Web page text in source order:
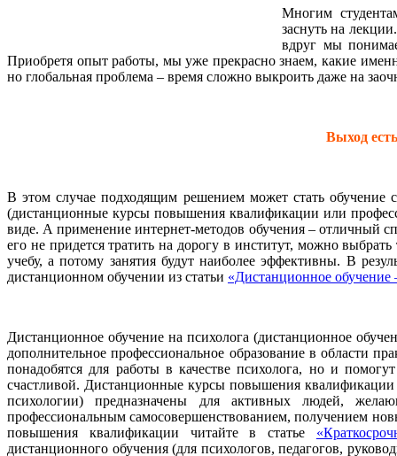
Многим
заснуть на
вдруг мы
Приобретя опыт работы, мы уже прекрасно знаем, какие
но глобальная проблема – время сложно выкроить даже на
Выход
В этом случае подходящим решением может стать
(дистанционные курсы повышения квалификации или
виде. А применение интернет-методов обучения – отличный
его не придется тратить на дорогу в институт, можно
учебу, а потому занятия будут наиболее эффективны. В
дистанционном обучении из статьи «Дистанционное обучение
Дистанционное обучение на психолога (дистанционное
дополнительное профессиональное образование в области
понадобятся для работы в качестве психолога, но и
счастливой. Дистанционные курсы повышения
психологии) предназначены для активных людей,
профессиональным самосовершенствованием, получением
повышения квалификации читайте в статье
дистанционного обучения (для психологов, педагогов,